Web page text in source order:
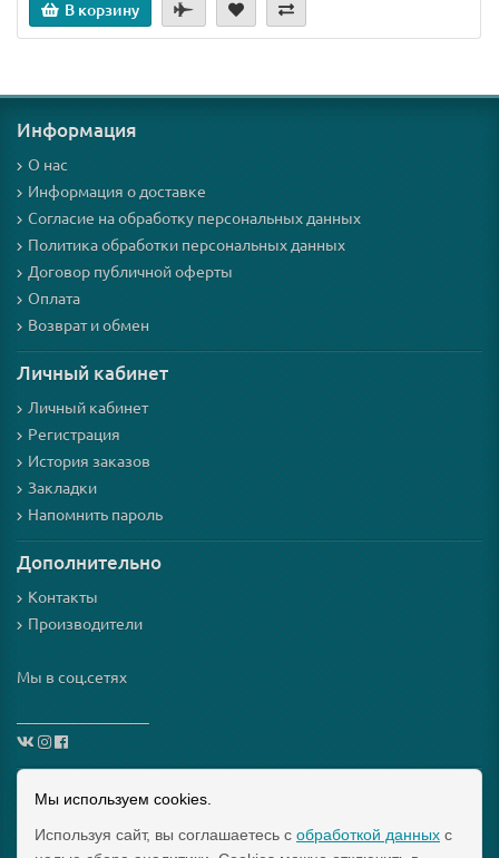
В корзину
Информация
О нас
Информация о доставке
Согласие на обработку персональных данных
Политика обработки персональных данных
Договор публичной оферты
Оплата
Возврат и обмен
Личный кабинет
Личный кабинет
Регистрация
История заказов
Закладки
Напомнить пароль
Дополнительно
Контакты
Производители
Мы в соц.сетях
_________________
Схема проезда
Интернет-магазин мезороллеров и косметики для них
Мы используем cookies.
Используя сайт, вы соглашаетесь с обработкой данных с